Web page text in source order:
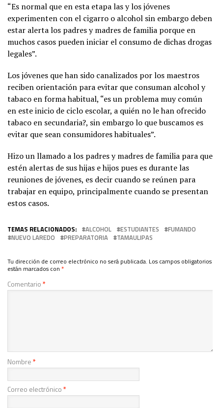
“Es normal que en esta etapa las y los jóvenes
experimenten con el cigarro o alcohol sin embargo deben
estar alerta los padres y madres de familia porque en
muchos casos pueden iniciar el consumo de dichas drogas
legales”.
Los jóvenes que han sido canalizados por los maestros
reciben orientación para evitar que consuman alcohol y
tabaco en forma habitual, “es un problema muy común
en este inicio de ciclo escolar, a quién no le han ofrecido
tabaco en secundaria?, sin embargo lo que buscamos es
evitar que sean consumidores habituales”.
Hizo un llamado a los padres y madres de familia para que
estén alertas de sus hijas e hijos pues es durante las
reuniones de jóvenes, es decir cuando se reúnen para
trabajar en equipo, principalmente cuando se presentan
estos casos.
TEMAS RELACIONADOS: ALCOHOL ESTUDIANTES
FUMANDO
NUEVO LAREDO
PREPARATORIA TAMAULIPAS
Tu dirección de correo electrónico no será publicada. Los campos obligatorios
están marcados con *
Comentario*
Nombre*
Correo electrónico*